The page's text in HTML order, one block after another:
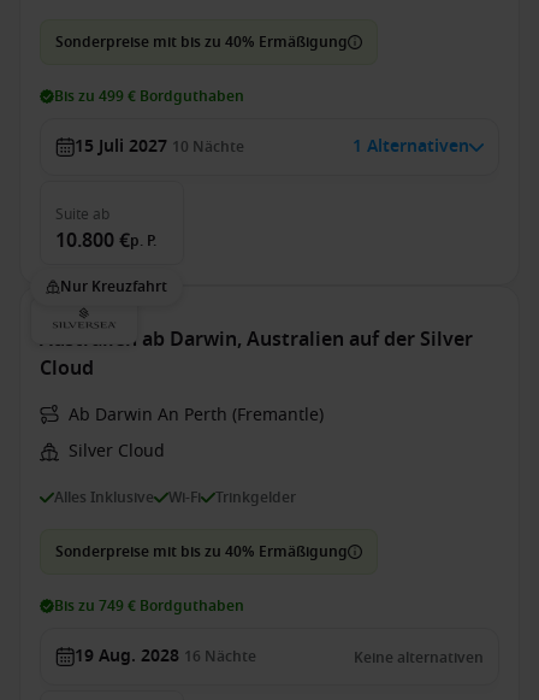
Sonderpreise mit bis zu 40% Ermäßigung
Bis zu 499 € Bordguthaben
15 Juli 2027 10 Nächte 1 Alternativen
Suite ab
10.800 €p. P.
Nur Kreuzfahrt
Australien ab Darwin, Australien auf der Silver
Cloud
Ab Darwin An Perth (Fremantle)
Silver Cloud
Alles Inklusive Wi-Fi Trinkgelder
Sonderpreise mit bis zu 40% Ermäßigung
Bis zu 749 € Bordguthaben
19 Aug. 2028 16 Nächte Keine alternativen